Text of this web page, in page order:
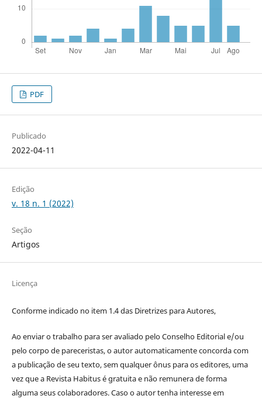
PDF
Publicado
2022-04-11
Edição
v. 18 n. 1 (2022)
Seção
Artigos
Licença
Conforme indicado no item 1.4 das Diretrizes para Autores,
Ao enviar o trabalho para ser avaliado pelo Conselho Editorial e/ou
pelo corpo de pareceristas, o autor automaticamente concorda com
a publicação de seu texto, sem qualquer ônus para os editores, uma
vez que a Revista Habitus é gratuita e não remunera de forma
alguma seus colaboradores. Caso o autor tenha interesse em